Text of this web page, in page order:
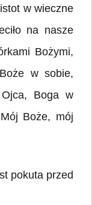
w wieczne
na nasze
Bożymi,
w sobie,
Boga w
Boże, mój
pokuta przed